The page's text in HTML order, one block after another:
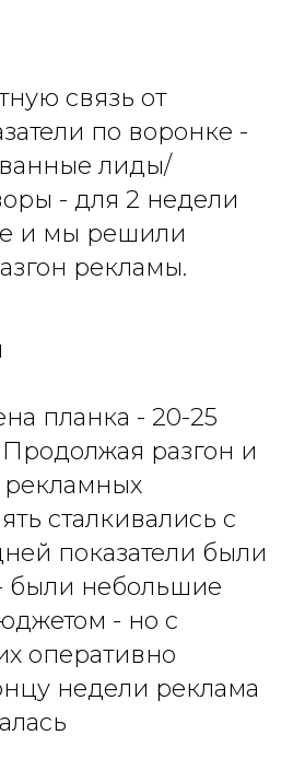
связь от
по воронке -
лиды/
- для 2 недели
и мы решили
рекламы.
планка - 20-25
разгон и
сталкивались с
показатели были
были небольшие
- но с
оперативно
недели реклама